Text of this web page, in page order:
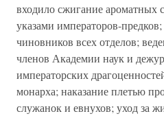
входило сжигание ароматных
указами императоров-
чиновников всех отделов;
членов Академии наук и
императорских
монарха; наказание плетью
служанок и евнухов; уход за